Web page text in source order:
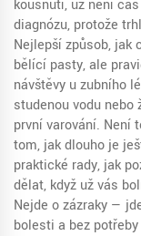
kousnutí, už není
diagnózu, protože
Nejlepší způsob, jak
bělící pasty, ale
návštěvy u zubního
studenou vodu
první varování. Není
tom, jak dlouho je
praktické rady, jak
dělat, když už vás
Nejde o zázraky —
bolesti a bez